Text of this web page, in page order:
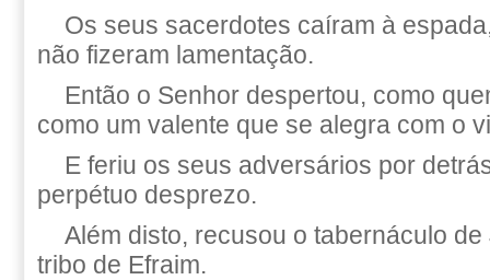
Os seus sacerdotes caíram à
não fizeram lamentação.
Então o Senhor despertou, como
como um valente que se alegra com o
E feriu os seus adversários por
perpétuo desprezo.
Além disto, recusou o tabernáculo
tribo de Efraim.